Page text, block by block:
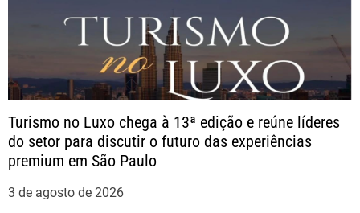
t
Turismo no Luxo chega à 13ª edição e reúne líderes
do setor para discutir o futuro das experiências
premium em São Paulo
3 de agosto de 2026